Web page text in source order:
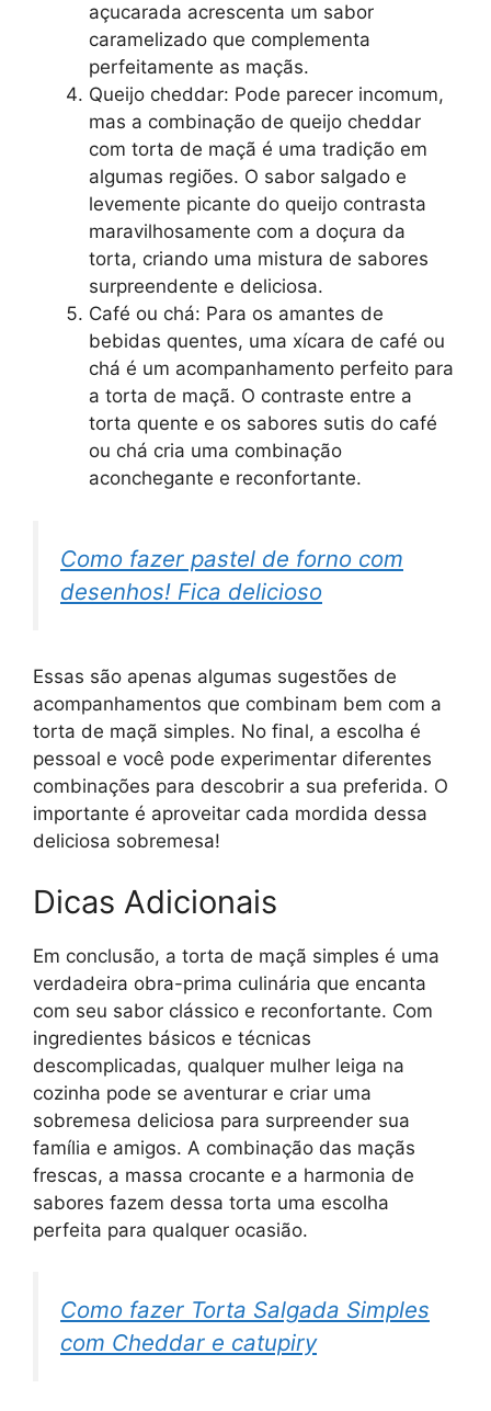
açucarada acrescenta um sabor
caramelizado que complementa
perfeitamente as maçãs.
Queijo cheddar: Pode parecer incomum,
mas a combinação de queijo cheddar
com torta de maçã é uma tradição em
algumas regiões. O sabor salgado e
levemente picante do queijo contrasta
maravilhosamente com a doçura da
torta, criando uma mistura de sabores
surpreendente e deliciosa.
Café ou chá: Para os amantes de
bebidas quentes, uma xícara de café ou
chá é um acompanhamento perfeito para
a torta de maçã. O contraste entre a
torta quente e os sabores sutis do café
ou chá cria uma combinação
aconchegante e reconfortante.
Como fazer pastel de forno com
desenhos! Fica delicioso
Essas são apenas algumas sugestões de
acompanhamentos que combinam bem com a
torta de maçã simples. No final, a escolha é
pessoal e você pode experimentar diferentes
combinações para descobrir a sua preferida. O
importante é aproveitar cada mordida dessa
deliciosa sobremesa!
Dicas Adicionais
Em conclusão, a torta de maçã simples é uma
verdadeira obra-prima culinária que encanta
com seu sabor clássico e reconfortante. Com
ingredientes básicos e técnicas
descomplicadas, qualquer mulher leiga na
cozinha pode se aventurar e criar uma
sobremesa deliciosa para surpreender sua
família e amigos. A combinação das maçãs
frescas, a massa crocante e a harmonia de
sabores fazem dessa torta uma escolha
perfeita para qualquer ocasião.
Como fazer Torta Salgada Simples
com Cheddar e catupiry